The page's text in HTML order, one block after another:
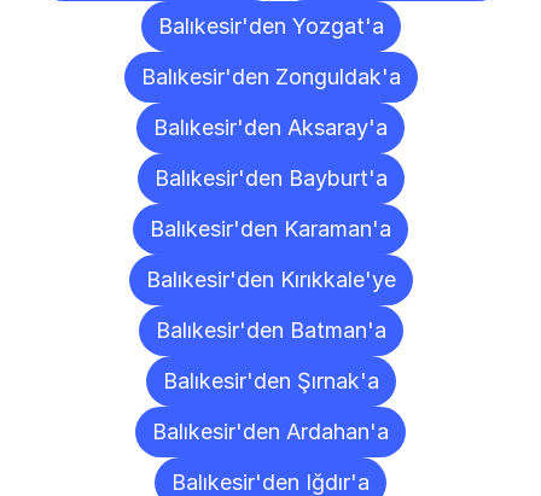
Balıkesir'den Yozgat'a
Balıkesir'den Zonguldak'a
Balıkesir'den Aksaray'a
Balıkesir'den Bayburt'a
Balıkesir'den Karaman'a
Balıkesir'den Kırıkkale'ye
Balıkesir'den Batman'a
Balıkesir'den Şırnak'a
Balıkesir'den Ardahan'a
Balıkesir'den Iğdır'a